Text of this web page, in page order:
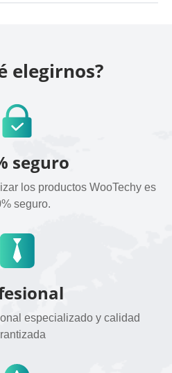
elegirnos?
seguro
los productos WooTechy es
seguro.
especializado y calidad